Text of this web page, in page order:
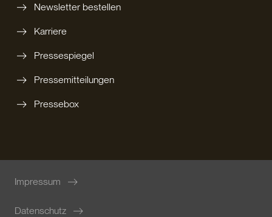
Newsletter bestellen
Karriere
Pressespiegel
Pressemitteilungen
Pressebox
Impressum
Datenschutz